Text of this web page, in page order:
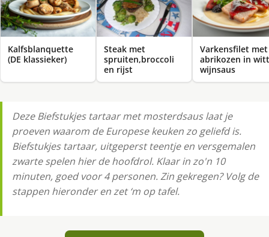
Kalfsblanquette
(DE klassieker)
Steak met
spruiten,broccoli
en rijst
Varkensfilet met
abrikozen in
wijnsaus
Deze Biefstukjes tartaar met mosterdsaus laat je
proeven waarom de Europese keuken zo geliefd is.
Biefstukjes tartaar, uitgeperst teentje en versgemalen
zwarte spelen hier de hoofdrol. Klaar in zo'n 10
minuten, goed voor 4 personen. Zin gekregen? Volg de
stappen hieronder en zet ‘m op tafel.